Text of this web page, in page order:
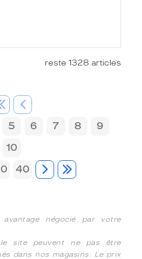
reste 1328 articles
5 6 7 8
9
10
40
négocié par votre
site peuvent ne pas être
dans nos magasins. Le prix